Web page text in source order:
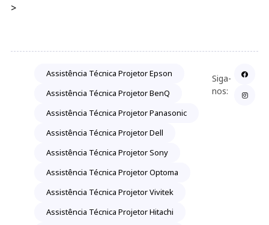
>
Assistência Técnica Projetor Epson
Assistência Técnica Projetor BenQ
Assistência Técnica Projetor Panasonic
Assistência Técnica Projetor Dell
Assistência Técnica Projetor Sony
Assistência Técnica Projetor Optoma
Assistência Técnica Projetor Vivitek
Assistência Técnica Projetor Hitachi
Siga-
nos: